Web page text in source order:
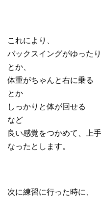
これにより、
バックスイングがゆった
とか、
体重がちゃんと右に乗る
とか
しっかりと体が回せる
など
良い感覚をつかめて、上
なったとします。
次に練習に行った時に、